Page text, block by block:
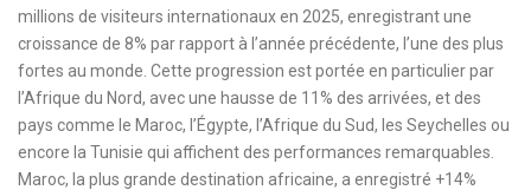
millions de visiteurs internationaux en 2025, enregistrant une
croissance de 8% par rapport à l’année précédente, l’une des plus
fortes au monde. Cette progression est portée en particulier par
l’Afrique du Nord, avec une hausse de 11% des arrivées, et des
pays comme le Maroc, l’Égypte, l’Afrique du Sud, les Seychelles ou
encore la Tunisie qui affichent des performances remarquables.
Maroc, la plus grande destination africaine, a enregistré +14%